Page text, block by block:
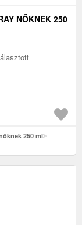
NŐKNEK 250
250 ml